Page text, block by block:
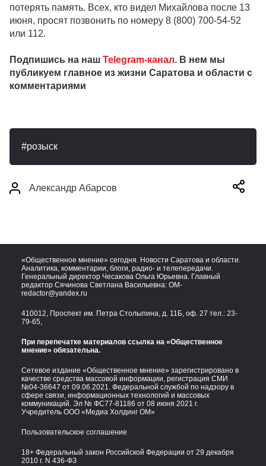
потерять память. Всех, кто видел Михайлова после 13
июня, просят позвонить по номеру 8 (800) 700-54-52
или 112.
Подпишись на наш Telegram-канал. В нем мы
публикуем главное из жизни Саратова и области с
комментариями
розыск
Александр Абарсов
«Общественное мнение» сегодня. Новости Саратова и области.
Аналитика, комментарии, блоги, радио- и телепередачи.
Генеральный директор Чесакова Ольга Юрьевна. Главный
редактор Сячинова Светлана Васильевна: OM-
redactor@yandex.ru
410012, Проспект им. Петра Столыпина, д. 11Б, оф. 27 тел.: 23-
79-65,
При перепечатке материалов ссылка на «Общественное
мнение» обязательна.
Сетевое издание «Общественное мнение» зарегистрировано в
качестве средства массовой информации, регистрация СМИ
№04-36647 от 09.06.2021. Федеральной службой по надзору в
сфере связи, информационных технологий и массовых
коммуникаций. Эл № ФС77-81186 от 08 июня 2021 г.
Учредитель ООО «Медиа Холдинг ОМ»
Пользовательское соглашение
18+ Федеральный закон Российской Федерации от 29 декабря
2010 г. N 436-ФЗ